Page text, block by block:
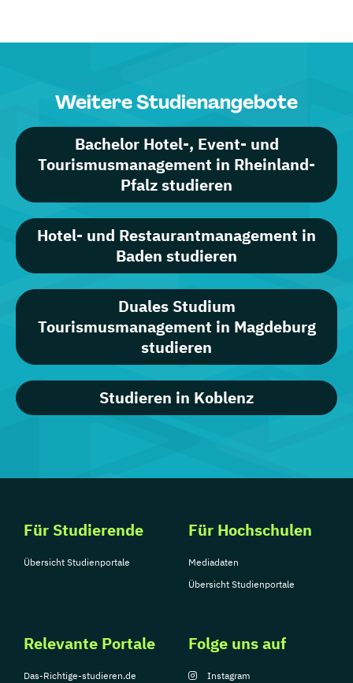
Weitere Studienangebote
Bachelor Hotel-, Event- und
Tourismusmanagement in Rheinland-
Pfalz studieren
Hotel- und Restaurantmanagement in
Baden studieren
Duales Studium
Tourismusmanagement in Magdeburg
studieren
Studieren in Koblenz
Für Studierende
Übersicht Studienportale
Für Hochschulen
Mediadaten
Übersicht Studienportale
Relevante Portale
Das-Richtige-studieren.de
Folge uns auf
Instagram